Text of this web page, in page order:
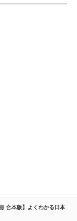
冊 合本版】よくわかる日本